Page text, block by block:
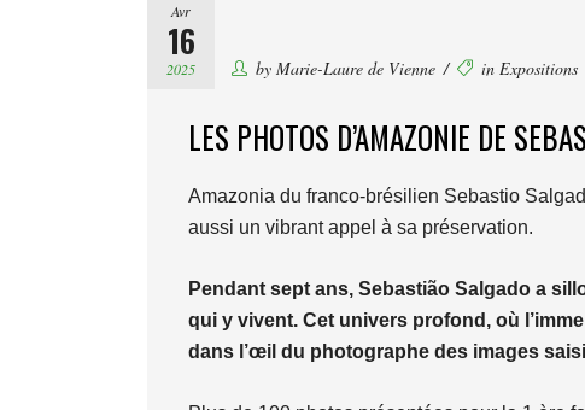
Avr
16
2025 by Marie-Laure de Vienne in Expositions
LES PHOTOS D’AMAZONIE DE
Amazonia du franco-brésilien Sebastio
aussi un vibrant appel à sa préservation.
Pendant sept ans, Sebastião Salgado a
qui y vivent. Cet univers profond, où
dans l’œil du photographe des images